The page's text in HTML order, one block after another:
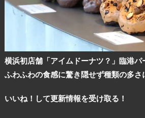
横浜初店舗「アイムドーナツ？」臨港パ
ふわふわの食感に驚き隠せず種類の多さ
いいね！して更新情報を受け取る！